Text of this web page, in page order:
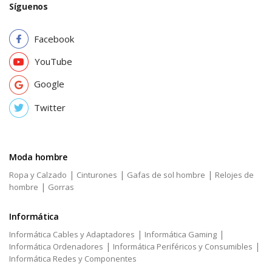
Síguenos
Facebook
YouTube
Google
Twitter
Moda hombre
Ropa y Calzado | Cinturones | Gafas de sol hombre | Relojes de
hombre | Gorras
Informática
Informática Cables y Adaptadores | Informática Gaming |
Informática Ordenadores | Informática Periféricos y Consumibles |
Informática Redes y Componentes